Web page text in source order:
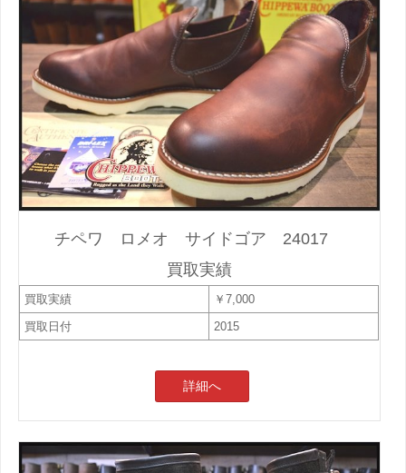
チペワ ロメオ サイドゴア 24017
買取実績
買取実績
￥7,000
買取日付
2015
詳細へ